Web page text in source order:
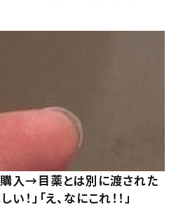
購入→目薬とは別に渡された
」「え、なにこれ！！」